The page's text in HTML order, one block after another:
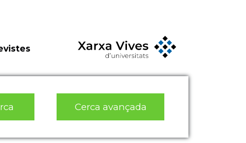
Cerca avançada